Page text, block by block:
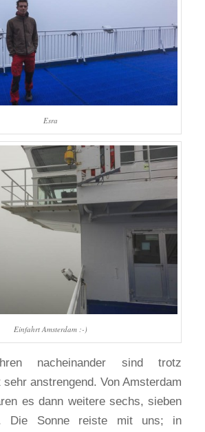
Esra
Einfahrt Amsterdam :-)
nacheinander sind trotz
sehr anstrengend. Von Amsterdam
es dann weitere sechs, sieben
Die Sonne reiste mit uns; in